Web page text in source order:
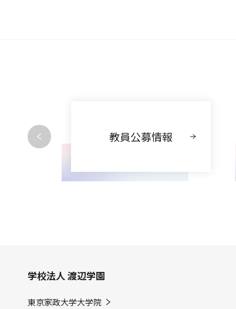
教員公募情報
学校法人 渡辺学園
東京家政大学大学院